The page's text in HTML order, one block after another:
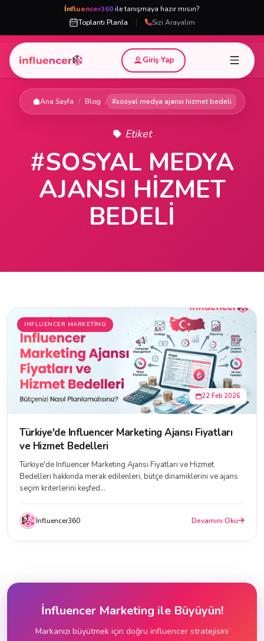
İnfluencer360 ile tanışmaya hazır mısın?
Toplantı Planla
| Sizi Arayalım
Giriş Yap
Ana Sayfa / Blog / #sosyal medya ajansı hizmet bedeli
Etiket
#SOSYAL MEDYA
AJANSI HIZMET
BEDELI
INFLUENCER MARKETING
22 Feb 2026
Türkiye'de Influencer Marketing Ajansı Fiyatları
ve Hizmet Bedelleri
Türkiye'de Influencer Marketing Ajansı Fiyatları ve Hizmet
Bedelleri hakkında merak edilenleri, bütçe dinamiklerini ve ajans
seçim kriterlerini keşfed...
İnfluencer360 Devamını Oku
İnfluencer Marketing ile Büyüyün!
Markanızı büyütmek için doğru influencer stratejisini